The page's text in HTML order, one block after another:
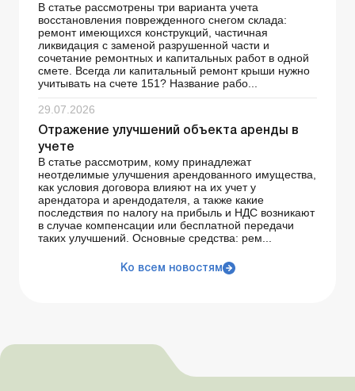
В статье рассмотрены три варианта учета
восстановления поврежденного снегом склада:
ремонт имеющихся конструкций, частичная
ликвидация с заменой разрушенной части и
сочетание ремонтных и капитальных работ в одной
смете. Всегда ли капитальный ремонт крыши нужно
учитывать на счете 151? Название рабо...
29.07.2026
Отражение улучшений объекта аренды в
учете
В статье рассмотрим, кому принадлежат
неотделимые улучшения арендованного имущества,
как условия договора влияют на их учет у
арендатора и арендодателя, а также какие
последствия по налогу на прибыль и НДС возникают
в случае компенсации или бесплатной передачи
таких улучшений. Основные средства: рем...
Ко всем новостям